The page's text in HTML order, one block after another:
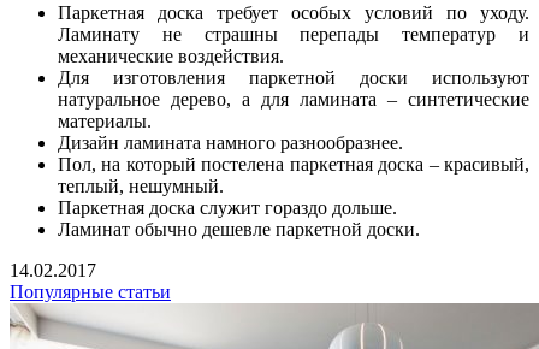
Паркетная доска требует особых условий по уходу.
Ламинату не страшны перепады температур и
механические воздействия.
Для изготовления паркетной доски используют
натуральное дерево, а для ламината – синтетические
материалы.
Дизайн ламината намного разнообразнее.
Пол, на который постелена паркетная доска – красивый,
теплый, нешумный.
Паркетная доска служит гораздо дольше.
Ламинат обычно дешевле паркетной доски.
14.02.2017
Популярные статьи